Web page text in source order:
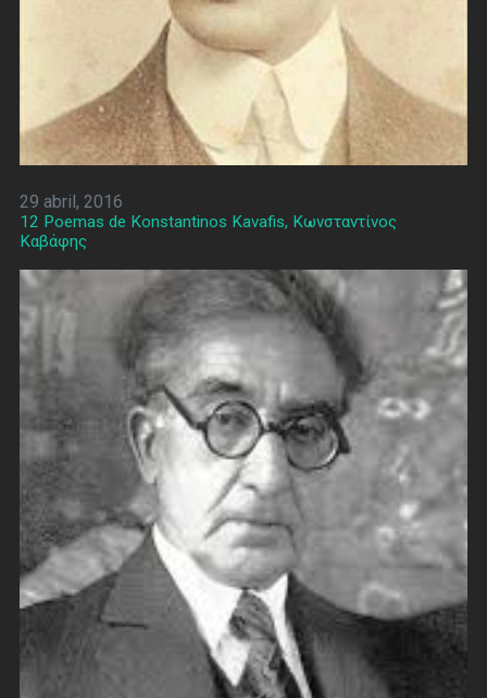
29 abril, 2016
12 Poemas de Konstantinos Kavafis, Κωνσταντίνος
Καβάφης